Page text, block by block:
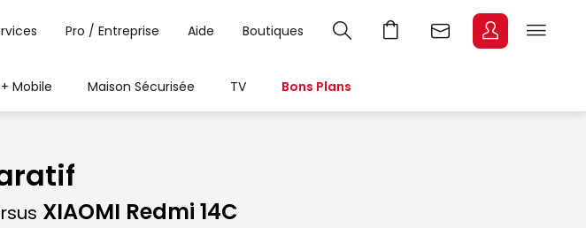
Pro / Entreprise Aide Boutiques
Mobile Maison Sécurisée TV Bons Plans
XIAOMI Redmi 14C